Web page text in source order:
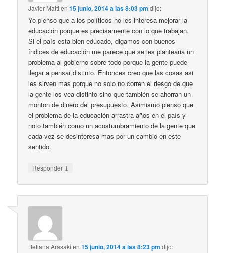
Javier Matti en15 junio, 2014 a las 8:03 pm dijo:
Yo pienso que a los políticos no les interesa mejorar la
educación porque es precisamente con lo que trabajan.
Si el país esta bien educado, digamos con buenos
índices de educación me parece que se les plantearia un
problema al gobierno sobre todo porque la gente puede
llegar a pensar distinto. Entonces creo que las cosas asi
les sirven mas porque no solo no corren el riesgo de que
la gente los vea distinto sino que también se ahorran un
monton de dinero del presupuesto. Asimismo pienso que
el problema de la educación arrastra años en el país y
noto también como un acostumbramiento de la gente que
cada vez se desinteresa mas por un cambio en este
sentido.
Responder ↓
Betiana Arasaki en15 junio, 2014 a las 8:23 pm dijo: